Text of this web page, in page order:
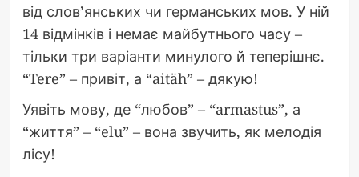
від слов’янських чи германських мов. У ній
14 відмінків і немає майбутнього часу –
тільки три варіанти минулого й теперішнє.
“Tere” – привіт, а “aitäh” – дякую!
Уявіть мову, де “любов” – “armastus”, а
“життя” – “elu” – вона звучить, як мелодія
лісу!